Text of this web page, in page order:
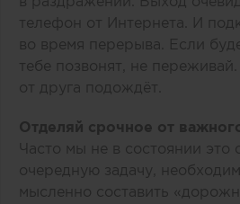
телефон от Интернета. И
во время перерыва. Если
тебе позвонят, не
от друга подождёт.
Отделяй срочное от
Часто мы не в состоянии это
очередную задачу,
мысленно составить